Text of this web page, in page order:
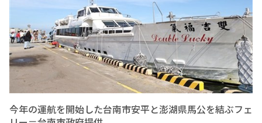
今年の運航を開始した台南市安平と澎湖県馬公を結ぶフェ